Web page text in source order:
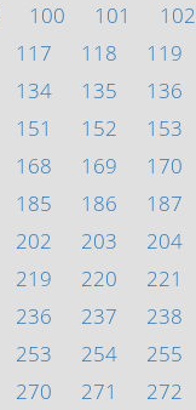
100 101 102
117 118 119
134 135 136
151 152 153
168 169 170
185 186 187
202 203 204
219 220 221
236 237 238
253 254 255
270 271 272